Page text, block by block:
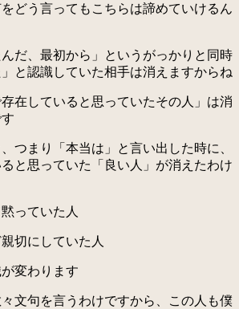
どう言ってもこちらは諦めていけるん
だ、最初から」というがっかりと同時
と認識していた相手は消えますからね
在していると思っていたその人」は消
つまり「本当は」と言い出した時に、
と思っていた「良い人」が消えたわけ
っていた人
切にしていた人
変わります
文句を言うわけですから、この人も僕